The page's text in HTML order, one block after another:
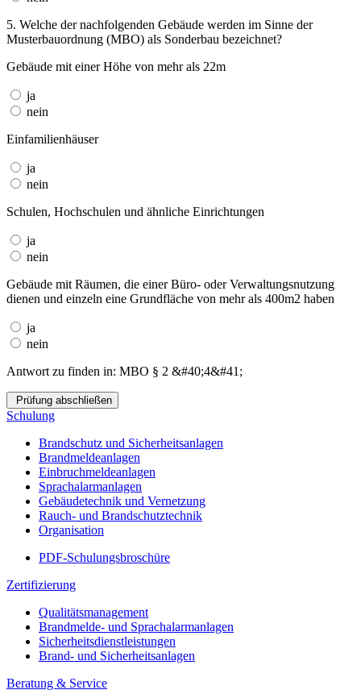
5. Welche der nachfolgenden Gebäude werden im Sinne der
Musterbauordnung (MBO) als Sonderbau bezeichnet?
Gebäude mit einer Höhe von mehr als 22m
ja
nein
Einfamilienhäuser
ja
nein
Schulen, Hochschulen und ähnliche Einrichtungen
ja
nein
Gebäude mit Räumen, die einer Büro- oder Verwaltungsnutzung
dienen und einzeln eine Grundfläche von mehr als 400m2 haben
ja
nein
Antwort zu finden in: MBO § 2 &#40;4&#41;
Prüfung abschließen
Schulung
Brandschutz und Sicherheitsanlagen
Brandmeldeanlagen
Einbruchmeldeanlagen
Sprachalarmanlagen
Gebäudetechnik und Vernetzung
Rauch- und Brandschutztechnik
Organisation
PDF-Schulungsbroschüre
Zertifizierung
Qualitätsmanagement
Brandmelde- und Sprachalarmanlagen
Sicherheitsdienstleistungen
Brand- und Sicherheitsanlagen
Beratung & Service